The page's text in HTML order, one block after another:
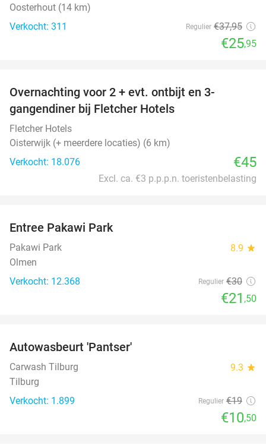
Oosterhout (14 km)
Verkocht: 311
Regulier €37,95
€25,95
Overnachting voor 2 + evt. ontbijt en 3-
gangendiner bij Fletcher Hotels
Fletcher Hotels
Oisterwijk (+ meerdere locaties) (6 km)
Verkocht: 18.076
€45
Excl. ca. €3 p.p.p.n. toeristenbelasting
Entree Pakawi Park
Pakawi Park 8.9 star
Olmen
Verkocht: 12.368
Regulier €30
€21 ,50
Autowasbeurt 'Pantser'
Carwash Tilburg 9.3 star
Tilburg
Verkocht: 1.899
Regulier €19
€10,50